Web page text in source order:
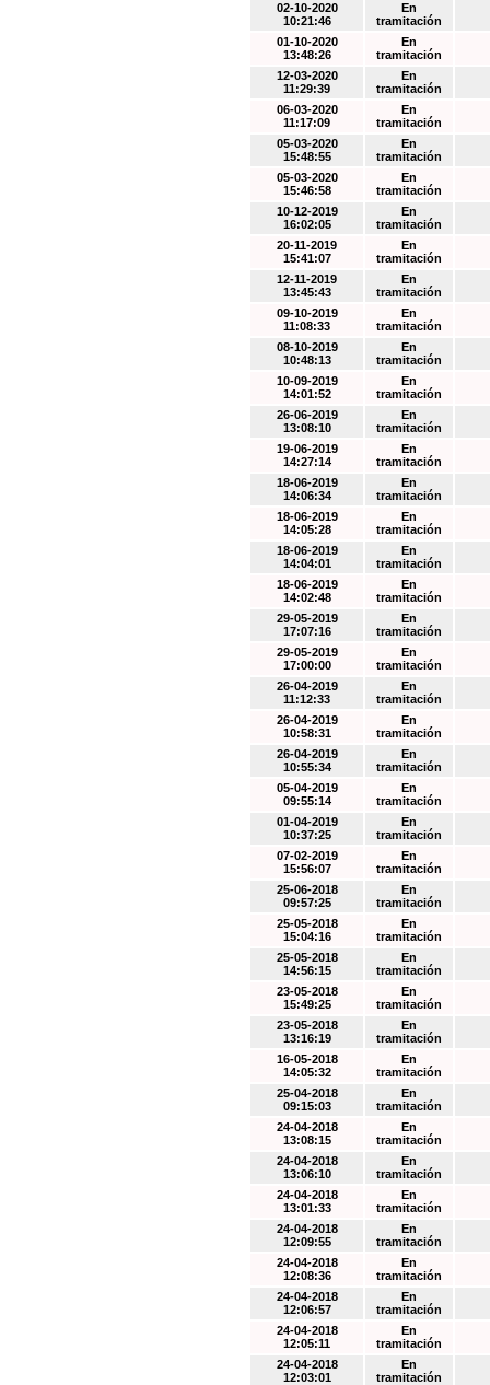
02-10-2020
10:21:46
En
tramitación
01-10-2020
13:48:26
En
tramitación
12-03-2020
11:29:39
En
tramitación
06-03-2020
11:17:09
En
tramitación
05-03-2020
15:48:55
En
tramitación
05-03-2020
15:46:58
En
tramitación
10-12-2019
16:02:05
En
tramitación
20-11-2019
15:41:07
En
tramitación
12-11-2019
13:45:43
En
tramitación
09-10-2019
11:08:33
En
tramitación
08-10-2019
10:48:13
En
tramitación
10-09-2019
14:01:52
En
tramitación
26-06-2019
13:08:10
En
tramitación
19-06-2019
14:27:14
En
tramitación
18-06-2019
14:06:34
En
tramitación
18-06-2019
14:05:28
En
tramitación
18-06-2019
14:04:01
En
tramitación
18-06-2019
14:02:48
En
tramitación
29-05-2019
17:07:16
En
tramitación
29-05-2019
17:00:00
En
tramitación
26-04-2019
11:12:33
En
tramitación
26-04-2019
10:58:31
En
tramitación
26-04-2019
10:55:34
En
tramitación
05-04-2019
09:55:14
En
tramitación
01-04-2019
10:37:25
En
tramitación
07-02-2019
15:56:07
En
tramitación
25-06-2018
09:57:25
En
tramitación
25-05-2018
15:04:16
En
tramitación
25-05-2018
14:56:15
En
tramitación
23-05-2018
15:49:25
En
tramitación
23-05-2018
13:16:19
En
tramitación
16-05-2018
14:05:32
En
tramitación
25-04-2018
09:15:03
En
tramitación
24-04-2018
13:08:15
En
tramitación
24-04-2018
13:06:10
En
tramitación
24-04-2018
13:01:33
En
tramitación
24-04-2018
12:09:55
En
tramitación
24-04-2018
12:08:36
En
tramitación
24-04-2018
12:06:57
En
tramitación
24-04-2018
12:05:11
En
tramitación
24-04-2018
12:03:01
En
tramitación